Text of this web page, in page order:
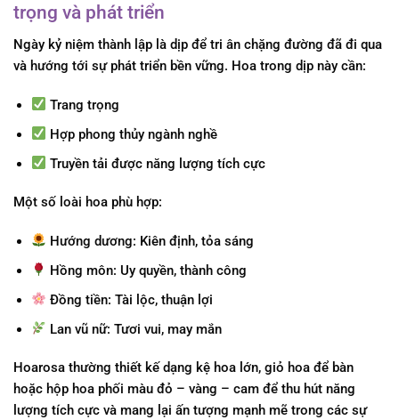
trọng và phát triển
Ngày kỷ niệm thành lập là dịp để tri ân chặng đường đã đi qua
và hướng tới sự phát triển bền vững. Hoa trong dịp này cần:
Trang trọng
Hợp phong thủy ngành nghề
Truyền tải được năng lượng tích cực
Một số loài hoa phù hợp:
Hướng dương: Kiên định, tỏa sáng
Hồng môn: Uy quyền, thành công
Đồng tiền: Tài lộc, thuận lợi
Lan vũ nữ: Tươi vui, may mắn
Hoarosa thường thiết kế dạng kệ hoa lớn, giỏ hoa để bàn
hoặc hộp hoa phối màu đỏ – vàng – cam để thu hút năng
lượng tích cực và mang lại ấn tượng mạnh mẽ trong các sự